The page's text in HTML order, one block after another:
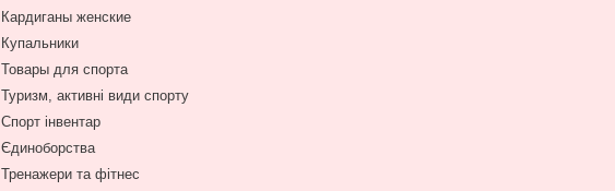
Кардиганы женские
Купальники
Товары для спорта
Туризм, активні види спорту
Спорт інвентар
Єдиноборства
Тренажери та фітнес